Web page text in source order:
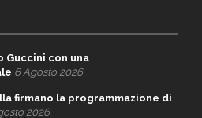
Guccini con una
6 Agosto 2026
firmano la programmazione di
2026